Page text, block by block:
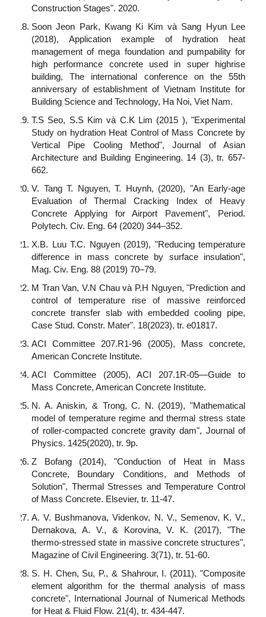
Construction Stages". 2020.
Soon Jeon Park, Kwang Ki Kim và Sang Hyun Lee
(2018), Application example of hydration heat
management of mega foundation and pumpability for
high performance concrete used in super highrise
building, The international conference on the 55th
anniversary of establishment of Vietnam Institute for
Building Science and Technology, Ha Noi, Viet Nam.
T.S Seo, S.S Kim và C.K Lim (2015 ), "Experimental
Study on hydration Heat Control of Mass Concrete by
Vertical Pipe Cooling Method", Journal of Asian
Architecture and Building Engineering. 14 (3), tr. 657-
662.
V. Tang T. Nguyen, T. Huynh, (2020), "An Early-age
Evaluation of Thermal Cracking Index of Heavy
Concrete Applying for Airport Pavement", Period.
Polytech. Civ. Eng. 64 (2020) 344–352.
X.B. Luu T.C. Nguyen (2019), "Reducing temperature
difference in mass concrete by surface insulation",
Mag. Civ. Eng. 88 (2019) 70–79.
M Tran Van, V.N Chau và P.H Nguyen, "Prediction and
control of temperature rise of massive reinforced
concrete transfer slab with embedded cooling pipe,
Case Stud. Constr. Mater". 18(2023), tr. e01817.
ACI Committee 207.R1-96 (2005), Mass concrete,
American Concrete Institute.
ACI Committee (2005), ACI 207.1R-05—Guide to
Mass Concrete, American Concrete Institute.
N. A. Aniskin, & Trong, C. N. (2019), "Mathematical
model of temperature regime and thermal stress state
of roller-compacted concrete gravity dam", Journal of
Physics. 1425(2020), tr. 9p.
Z Bofang (2014), "Conduction of Heat in Mass
Concrete, Boundary Conditions, and Methods of
Solution", Thermal Stresses and Temperature Control
of Mass Concrete. Elsevier, tr. 11-47.
A. V. Bushmanova, Videnkov, N. V., Semenov, K. V.,
Dernakova, A. V., & Korovina, V. K. (2017), "The
thermo-stressed state in massive concrete structures",
Magazine of Civil Engineering. 3(71), tr. 51-60.
S. H. Chen, Su, P., & Shahrour, I. (2011), "Composite
element algorithm for the thermal analysis of mass
concrete", International Journal of Numerical Methods
for Heat & Fluid Flow. 21(4), tr. 434-447.